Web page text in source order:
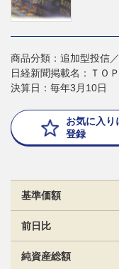
商品分類：追加型投信
日経新聞掲載名：ＴＯ
決算日：毎年3月10日
お気に入り
登録
基準価額
前日比
純資産総額